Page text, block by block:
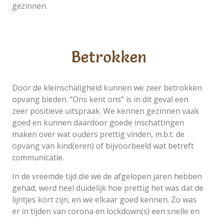
gezinnen.
Betrokken
Door de kleinschaligheid kunnen we zeer betrokken
opvang bieden. “Ons kent ons” is in dit geval een
zeer positieve uitspraak. We kennen gezinnen vaak
goed en kunnen daardoor goede inschattingen
maken over wat ouders prettig vinden, m.b.t. de
opvang van kind(eren) of bijvoorbeeld wat betreft
communicatie.
In de vreemde tijd die we de afgelopen jaren hebben
gehad, werd heel duidelijk hoe prettig het was dat de
lijntjes kort zijn, en we elkaar goed kennen. Zo was
er in tijden van corona en lockdown(s) een snelle en